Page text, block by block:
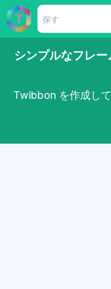
シンプルなフレ
Twibbon を作成し